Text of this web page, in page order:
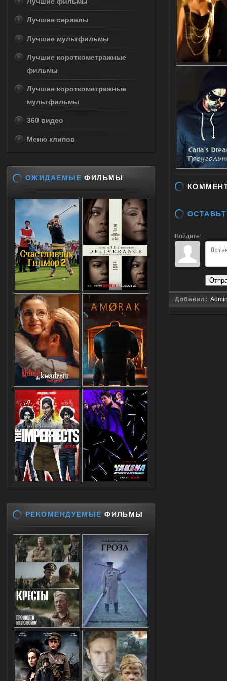
Войдите:
Добавил:
Лучшие сериалы
Лучшие мультфильмы
Лучшие короткометражные
фильмы
Лучшие короткометражные
мультфильмы
360 видео
Меню клипов
ОЖИДАЕМЫЕ ФИЛЬМЫ
РЕКОМЕНДУЕМЫЕ ФИЛЬМЫ